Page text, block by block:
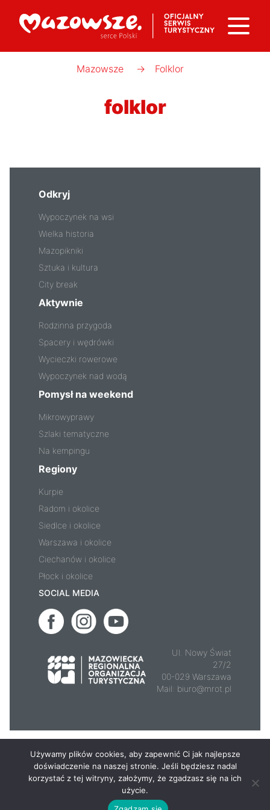
Mazowsze → Folklor
folklor
Odkryj
Wypoczynek na wsi
Wielka historia
Mazopikniki
Sztuka i kultura
City break
Aktywnie
Rodzinna przygoda
Spacery i wędrówki
Wycieczki rowerowe
Wypoczynek nad wodą
Pomysł na weekend
Mikrowyprawy
Szlaki tematyczne
Na kempingu
Regiony
Kurpie
Radom i okolice
Siedlce i okolice
Warszawa i okolice
Ciechanów i okolice
Płock i okolice
SOCIAL MEDIA
Ul. Nowy Świat
27/2
00-029 Warszawa
Mail: biuro@mrot.pl
Używamy plików cookies, aby zapewnić Ci jak najlepsze
doświadczenie na naszej stronie. Jeśli będziesz nadal
korzystać z tej witryny, założymy, że zgadzasz się na ich
użycie.